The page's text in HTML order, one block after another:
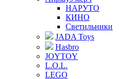
НАРУТО
КИНО
Светильники
JADA Toys
Hasbro
JOYTOY
L.O.L.
LEGO